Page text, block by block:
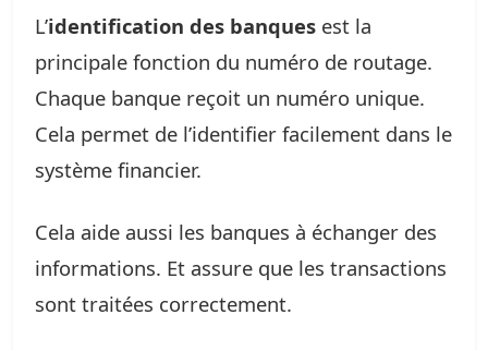
L’identification des banques est la
principale fonction du numéro de routage.
Chaque banque reçoit un numéro unique.
Cela permet de l’identifier facilement dans le
système financier.
Cela aide aussi les banques à échanger des
informations. Et assure que les transactions
sont traitées correctement.